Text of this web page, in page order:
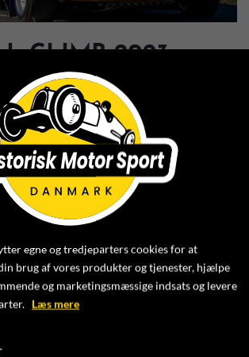
CLIMB 2023
Jordt
FOR TILMELDING TIL
DER AFVIKLES
16. SEPTEMBER 2023
- og tilmeld dig til
egne og tredjeparters cookies for at
brug af vores produkter og tjenester, hjælpe
og marketingsmæssige indsats og levere
Læs mere